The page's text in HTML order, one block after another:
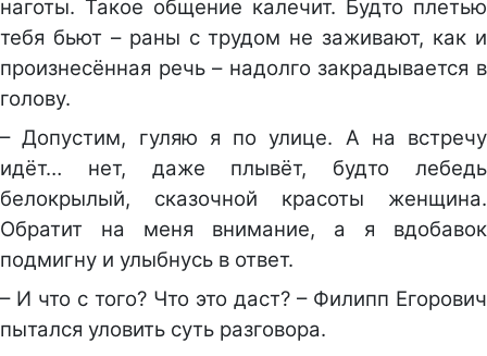
наготы. Такое общение калечит. Будто плетью
тебя бьют – раны с трудом не заживают, как и
произнесённая речь – надолго закрадывается в
голову.
– Допустим, гуляю я по улице. А на встречу
идёт… нет, даже плывёт, будто лебедь
белокрылый, сказочной красоты женщина.
Обратит на меня внимание, а я вдобавок
подмигну и улыбнусь в ответ.
– И что с того? Что это даст? – Филипп Егорович
пытался уловить суть разговора.